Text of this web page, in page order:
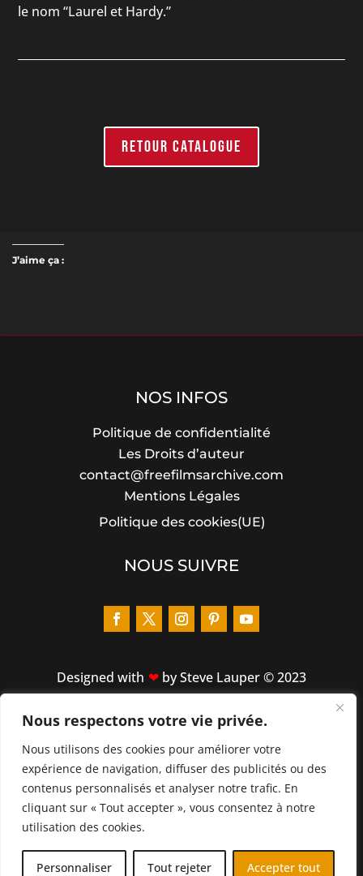
Nous respectons votre vie privée.
Nous utilisons des cookies pour améliorer votre
expérience de navigation, diffuser des publicités ou des
contenus personnalisés et analyser notre trafic. En
cliquant sur « Tout accepter », vous consentez à notre
utilisation des cookies.
Personnaliser Tout rejeter Accepter tout
le nom “Laurel et Hardy.”
RETOUR CATALOGUE
J’aime ça :
NOS INFOS
Politique de confidentialité
Les Droits d’auteur
contact@freefilmsarchive.com
Mentions Légales
Politique des cookies(UE)
NOUS SUIVRE
Designed with by Steve Lauper © 2023
LIENS RAPIDES
ACCUEIL
À PROPOS
CATALOGUE
NOUVEAUTÉS